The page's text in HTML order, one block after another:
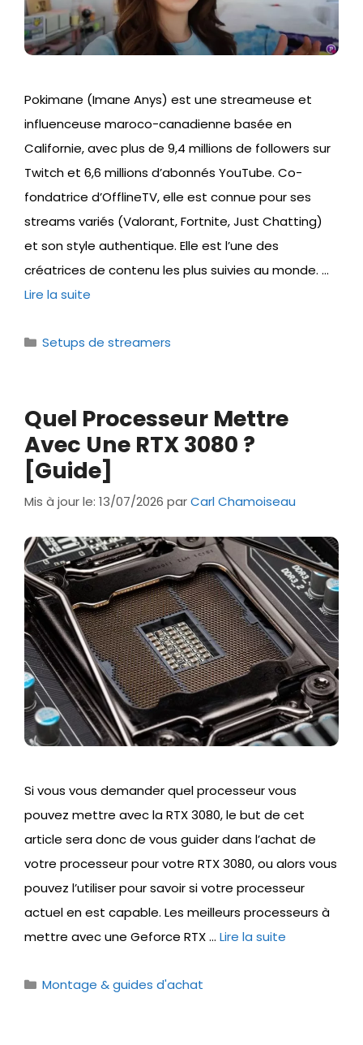
Pokimane (Imane Anys) est une streameuse et
influenceuse maroco-canadienne basée en
Californie, avec plus de 9,4 millions de followers sur
Twitch et 6,6 millions d’abonnés YouTube. Co-
fondatrice d’OfflineTV, elle est connue pour ses
streams variés (Valorant, Fortnite, Just Chatting)
et son style authentique. Elle est l’une des
créatrices de contenu les plus suivies au monde. …
Lire la suite
Catégories
Setups de streamers
Quel Processeur Mettre
Avec Une RTX 3080 ?
[Guide]
Mis à jour le: 13/07/2026 parCarl Chamoiseau
Si vous vous demander quel processeur vous
pouvez mettre avec la RTX 3080, le but de cet
article sera donc de vous guider dans l’achat de
votre processeur pour votre RTX 3080, ou alors vous
pouvez l’utiliser pour savoir si votre processeur
actuel en est capable. Les meilleurs processeurs à
mettre avec une Geforce RTX … Lire la suite
Catégories
Montage & guides d'achat